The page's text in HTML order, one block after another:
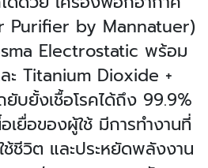
Purifier by Mannatuer)
Electrostatic พร้อม
Titanium Dioxide +
บยั้งเชื้อโรคได้ถึง 99.9%
เยื่อของผู้ใช้ มีการทำงานที่
ช้ชีวิต และประหยัดพลังงาน